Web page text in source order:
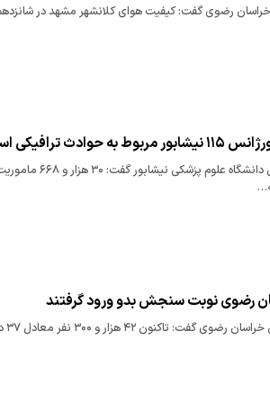
رضوی گفت: کیفیت هوای کلانشهر مشهد در
رییس اورژانس پیش‌بیمارستانی دانشگاه